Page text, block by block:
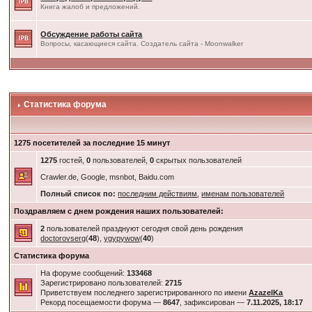
Книга жалоб и предложений.
Обсуждение работы сайта
Вопросы, касающиеся сайта. Создатель сайта - Moonwalker
Статистика форума
1275 посетителей за последние 15 минут
1275 гостей,0 пользователей,0 скрытых пользователей
Crawler.de, Google, msnbot, Baidu.com
Полный список по: последним действиям ,именам пользователей
Поздравляем с днем рождения наших пользователей:
2 пользователей празднуют сегодня свой день рождения
doctorovserg(48),ygypywow(40)
Статистика форума
На форуме сообщений:133468
Зарегистрировано пользователей:2715
Приветствуем последнего зарегистрированного по имениAzazelKa
Рекорд посещаемости форума —8647 , зафиксирован —7.11.2025, 18:17